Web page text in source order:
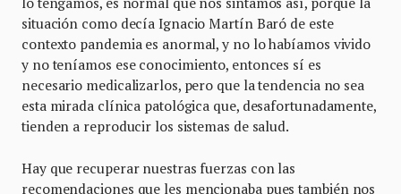
situación como decía Ignacio Martín Baró de este
contexto pandemia es anormal, y no lo habíamos vivido
y no teníamos ese conocimiento, entonces sí es
necesario medicalizarlos, pero que la tendencia no sea
esta mirada clínica patológica que, desafortunadamente,
tienden a reproducir los sistemas de salud.
Hay que recuperar nuestras fuerzas con las
recomendaciones que les mencionaba pues también nos